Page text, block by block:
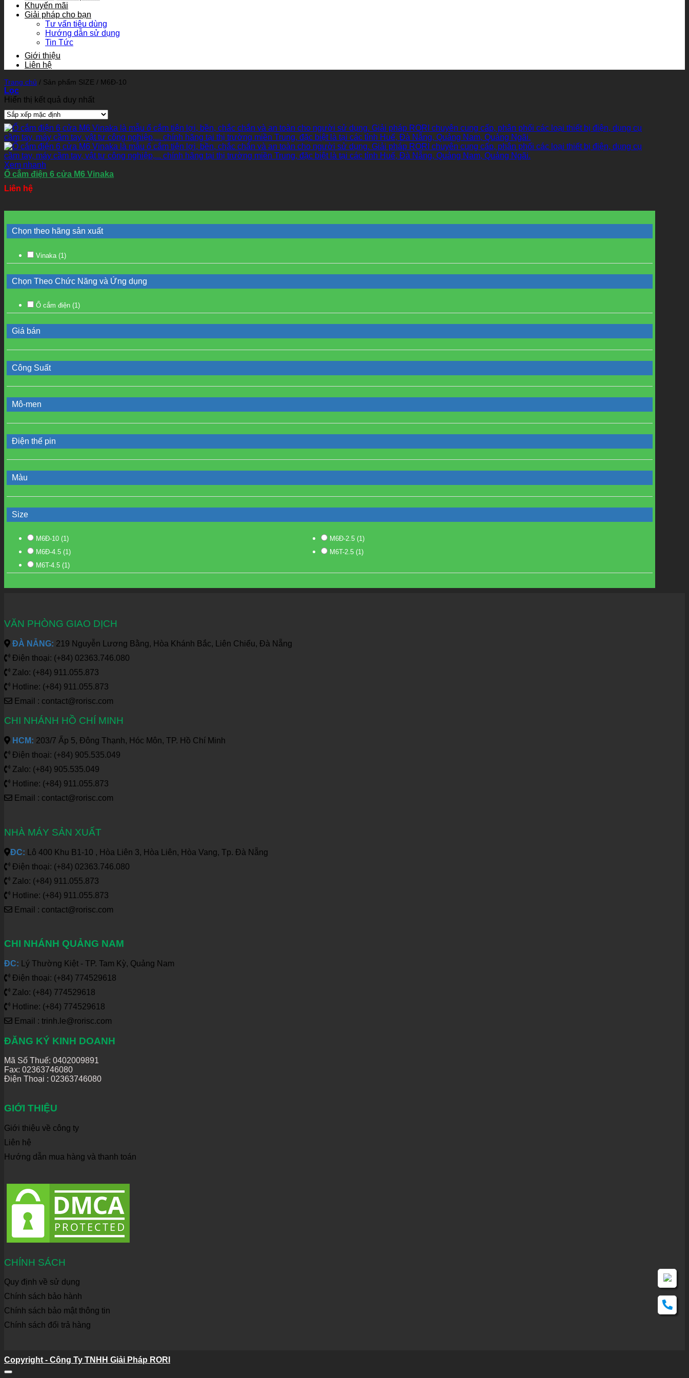
Khuyến mãi
Giải pháp cho bạn
Tư vấn tiêu dùng
Hướng dẫn sử dụng
Tin Tức
Giới thiệu
Liên hệ
Trang chủ / Sản phẩm SIZE / M6Đ-10
Lọc
Hiển thị kết quả duy nhất
Xem nhanh
Ổ cắm điện 6 cửa M6 Vinaka
Liên hệ
Chọn theo hãng sản xuất
Vinaka (1)
Chọn Theo Chức Năng và Ứng dụng
Ổ cắm điện (1)
Giá bán
Công Suất
Mô-men
Điện thế pin
Màu
Size
M6Đ-10 (1) M6Đ-2.5(1)
M6Đ-4.5 (1) M6T-2.5(1)
M6T-4.5 (1)
VĂN PHÒNG GIAO DỊCH
ĐÀ NẴNG: 219 Nguyễn Lương Bằng, Hòa Khánh Bắc, Liên Chiểu, Đà Nẵng
Điện thoại: (+84) 02363.746.080
Zalo: (+84) 911.055.873
Hotline: (+84) 911.055.873
Email : contact@rorisc.com
CHI NHÁNH HỒ CHÍ MINH
HCM: 203/7 Ấp 5, Đông Thạnh, Hóc Môn, TP. Hồ Chí Minh
Điện thoại: (+84) 905.535.049
Zalo: (+84) 905.535.049
Hotline: (+84) 911.055.873
Email : contact@rorisc.com
NHÀ MÁY SẢN XUẤT
ĐC: Lô 400 Khu B1-10 , Hòa Liên 3, Hòa Liên, Hòa Vang, Tp. Đà Nẵng
Điện thoại: (+84) 02363.746.080
Zalo: (+84) 911.055.873
Hotline: (+84) 911.055.873
Email : contact@rorisc.com
CHI NHÁNH QUẢNG NAM
ĐC: Lý Thường Kiệt - TP. Tam Kỳ, Quảng Nam
Điện thoại: (+84) 774529618
Zalo: (+84) 774529618
Hotline: (+84) 774529618
Email : trinh.le@rorisc.com
ĐĂNG KÝ KINH DOANH
Mã Số Thuế: 0402009891
Fax: 02363746080
Điện Thoại : 02363746080
GIỚI THIỆU
Giới thiệu về công ty
Liên hệ
Hướng dẫn mua hàng và thanh toán
CHÍNH SÁCH
Quy định về sử dụng
Chính sách bảo hành
Chính sách bảo mật thông tin
Chính sách đổi trả hàng
Copyright - Công Ty TNHH Giải Pháp RORI